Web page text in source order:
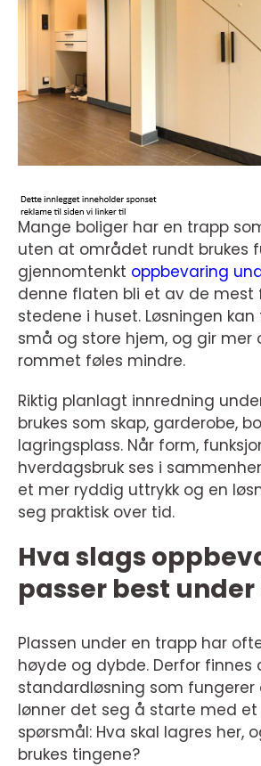
Mange boliger har en trapp
uten at området rundt brukes
gjennomtenkt oppbevaring
denne flaten bli et av de mest
stedene i huset. Løsningen
små og store hjem, og gir mer
rommet føles mindre.
Riktig planlagt innredning
brukes som skap, garderobe,
lagringsplass. Når form,
hverdagsbruk ses i
et mer ryddig uttrykk og en
seg praktisk over tid.
Hva slags
passer best
Plassen under en trapp har
høyde og dybde. Derfor finnes
standardløsning som fungerer
lønner det seg å starte med et
spørsmål: Hva skal lagres her,
brukes tingene?